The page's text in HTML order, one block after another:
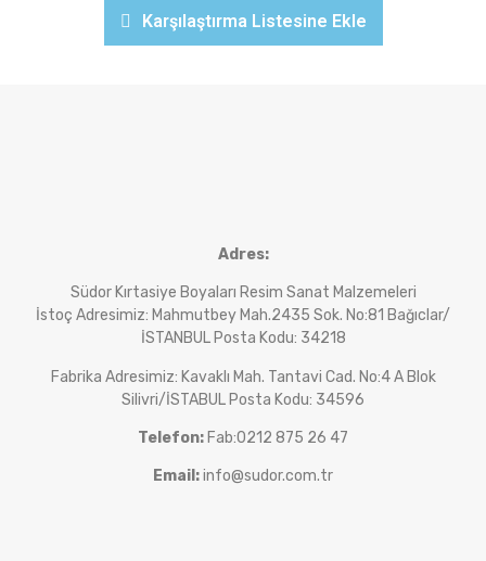
Karşılaştırma Listesine Ekle
Adres:
Südor Kırtasiye Boyaları Resim Sanat Malzemeleri
İstoç Adresimiz: Mahmutbey Mah.2435 Sok. No:81 Bağıclar/
İSTANBUL Posta Kodu: 34218
Fabrika Adresimiz: Kavaklı Mah. Tantavi Cad. No:4 A Blok
Silivri/İSTABUL Posta Kodu: 34596
Telefon: Fab:0212 875 26 47
Email:info@sudor.com.tr